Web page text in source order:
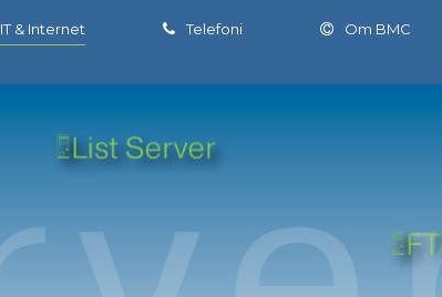
IT & Internet Telefoni Om BMC